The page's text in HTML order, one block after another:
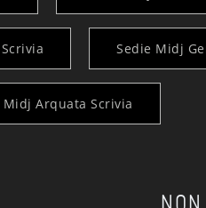
Sedie Midj
Midj Arquata Scrivia